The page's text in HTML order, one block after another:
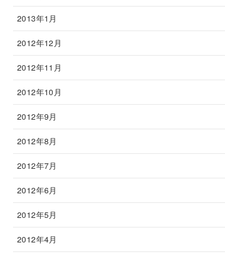
2013年1月
2012年12月
2012年11月
2012年10月
2012年9月
2012年8月
2012年7月
2012年6月
2012年5月
2012年4月